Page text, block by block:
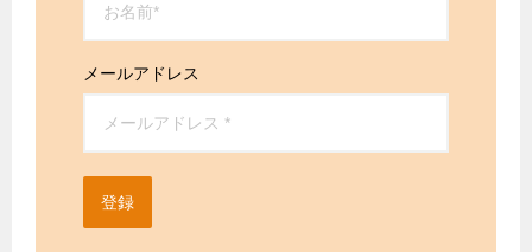
メールアドレス
登録